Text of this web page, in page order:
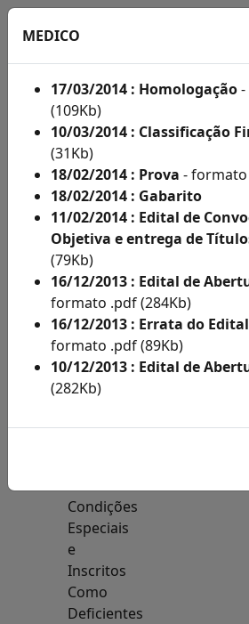
Início
Administração
Concursos
Concursos
Acompanhe
aqui
editais
Acesso
Condições
Especiais
e
Inscritos
Como
Deficientes
MEDICO
17/03/2014 : Homologação
(109Kb)
10/03/2014 : Classificação
(31Kb)
18/02/2014 : Prova - formato
18/02/2014 : Gabarito
11/02/2014 : Edital de
Objetiva e entrega de
(79Kb)
16/12/2013 : Edital de
formato .pdf (284Kb)
16/12/2013 : Errata do
formato .pdf (89Kb)
10/12/2013 : Edital de
(282Kb)